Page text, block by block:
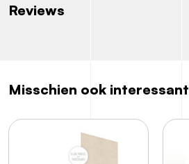
Reviews
Misschien ook interessant